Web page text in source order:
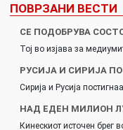
ПОВРЗАНИ ВЕСТИ
СЕ ПОДОБРУВА
Тој во изјава за
РУСИЈА И СИРИЈА
Сирија и Русија
НАД ЕДЕН МИЛИОН
Кинескиот источен брег